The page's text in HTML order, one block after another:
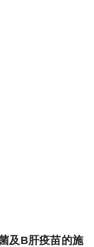
及B肝疫苗的施